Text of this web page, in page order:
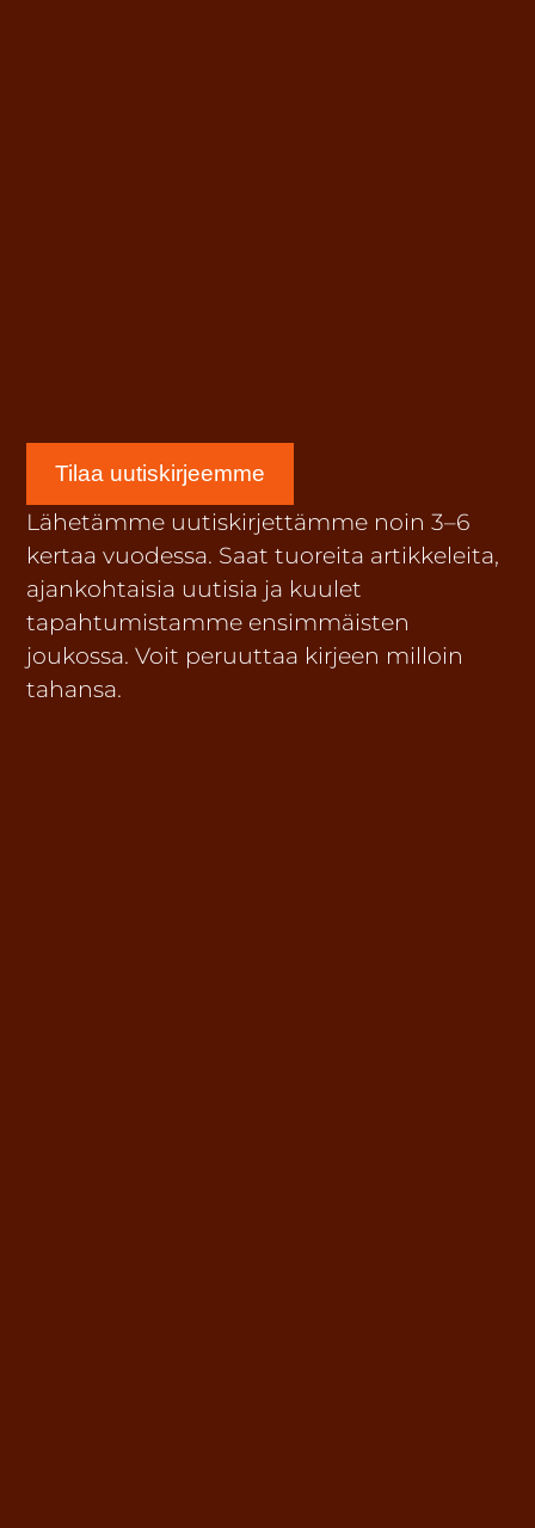
Tilaa uutiskirjeemme
Lähetämme uutiskirjettämme noin 3–6
kertaa vuodessa. Saat tuoreita artikkeleita,
ajankohtaisia uutisia ja kuulet
tapahtumistamme ensimmäisten
joukossa. Voit peruuttaa kirjeen milloin
tahansa.